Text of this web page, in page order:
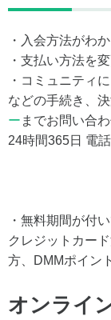
・入会方法がわ
・支払い方法を
・コミュニティ
などの手続き、
ー までお問い合
24時間365日 電
・無料期間が付
クレジットカー
方、DMMポイン
オンライ